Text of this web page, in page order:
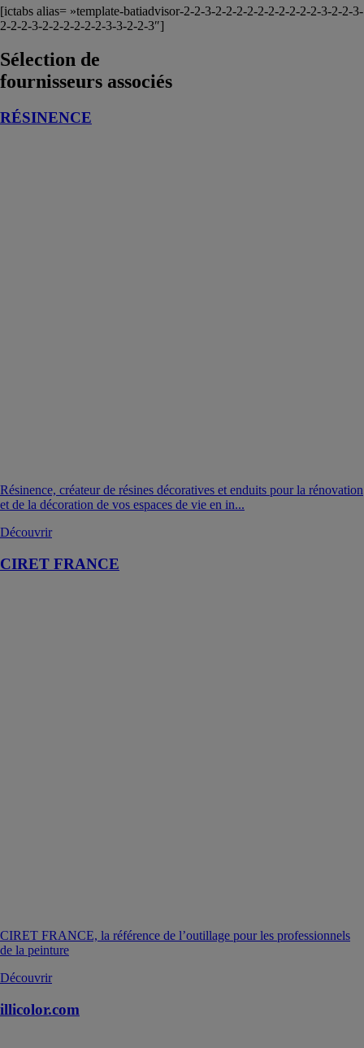
[ictabs alias= »template-batiadvisor-2-2-3-2-2-2-2-2-2-2-2-2-2-3-2-2-3-
2-2-2-3-2-2-2-2-2-2-3-3-2-2-3″]
Sélection de
fournisseurs associés
RÉSINENCE
Résinence, créateur de résines décoratives et enduits pour la rénovation
et de la décoration de vos espaces de vie en in...
Découvrir
CIRET FRANCE
CIRET FRANCE, la référence de l’outillage pour les professionnels
de la peinture
Découvrir
illicolor.com